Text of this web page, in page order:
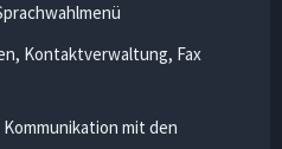
Kontaktverwaltung, Fax
mit den